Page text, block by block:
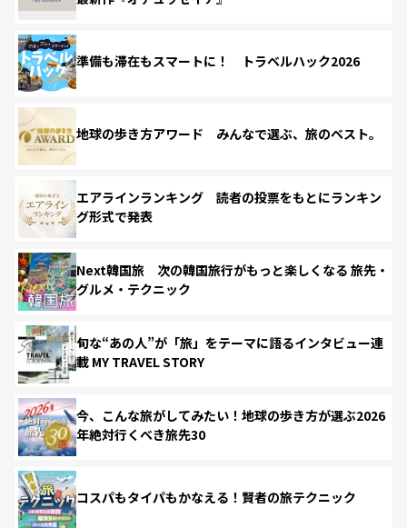
準備も滞在もスマートに！ トラベルハック2026
地球の歩き方アワード みんなで選ぶ、旅のベスト。
エアラインランキング 読者の投票をもとにランキン
グ形式で発表
Next韓国旅 次の韓国旅行がもっと楽しくなる 旅先・
グルメ・テクニック
旬な“あの人”が「旅」をテーマに語るインタビュー連
載 MY TRAVEL STORY
今、こんな旅がしてみたい！地球の歩き方が選ぶ2026
年絶対行くべき旅先30
コスパもタイパもかなえる！賢者の旅テクニック